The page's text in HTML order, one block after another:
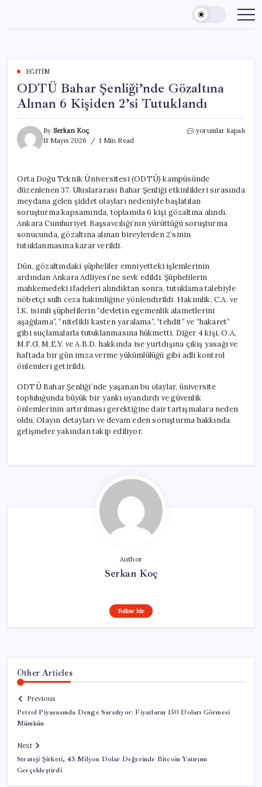
content
EĞITIM
ODTÜ Bahar Şenliği’nde Gözaltına
Alınan 6 Kişiden 2’si Tutuklandı
By Serkan Koç
11 Mayıs 2026
1 Min Read
ODTÜ
6
Kişiden
2’si
Tutuklandı
için
yorumlar kapalı
Orta Doğu Teknik Üniversitesi (ODTÜ) kampüsünde
düzenlenen 37. Uluslararası Bahar Şenliği etkinlikleri sırasında
meydana gelen şiddet olayları nedeniyle başlatılan
soruşturma kapsamında, toplamda 6 kişi gözaltına alındı.
Ankara Cumhuriyet Başsavcılığı’nın yürüttüğü soruşturma
sonucunda, gözaltına alınan bireylerden 2’sinin
tutuklanmasına karar verildi.
Dün, gözaltındaki şüpheliler emniyetteki işlemlerinin
ardından Ankara Adliyesi’ne sevk edildi. Şüphelilerin
mahkemedeki ifadeleri alındıktan sonra, tutuklama talebiyle
nöbetçi sulh ceza hakimliğine yönlendirildi. Hakimlik, C.A. ve
İ.K. isimli şüphelilerin “devletin egemenlik alametlerini
aşağılama”, “nitelikli kasten yaralama”, “tehdit” ve “hakaret”
gibi suçlamalarla tutuklanmasına hükmetti. Diğer 4 kişi, O.A,
M.F.G, M.E.Y. ve A.B.D. hakkında ise yurtdışına çıkış yasağı ve
haftada bir gün imza verme yükümlülüğü gibi adli kontrol
önlemleri getirildi.
ODTÜ Bahar Şenliği’nde yaşanan bu olaylar, üniversite
topluluğunda büyük bir yankı uyandırdı ve güvenlik
önlemlerinin artırılması gerektiğine dair tartışmalara neden
oldu. Olayın detayları ve devam eden soruşturma hakkında
gelişmeler yakından takip ediliyor.
Author
Serkan Koç
Follow Me
Other Articles
Previous
Petrol Piyasasında Denge Sarsılıyor: Fiyatların 150 Doları Görmesi
Mümkün
Next
Strateji Şirketi, 43 Milyon Dolar Değerinde Bitcoin Yatırımı
Gerçekleştirdi